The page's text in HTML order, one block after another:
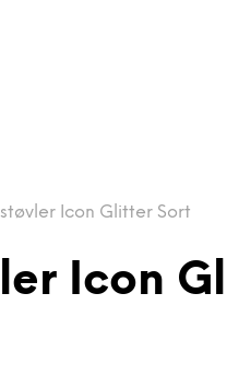
Icon Glitter Sort
Icon